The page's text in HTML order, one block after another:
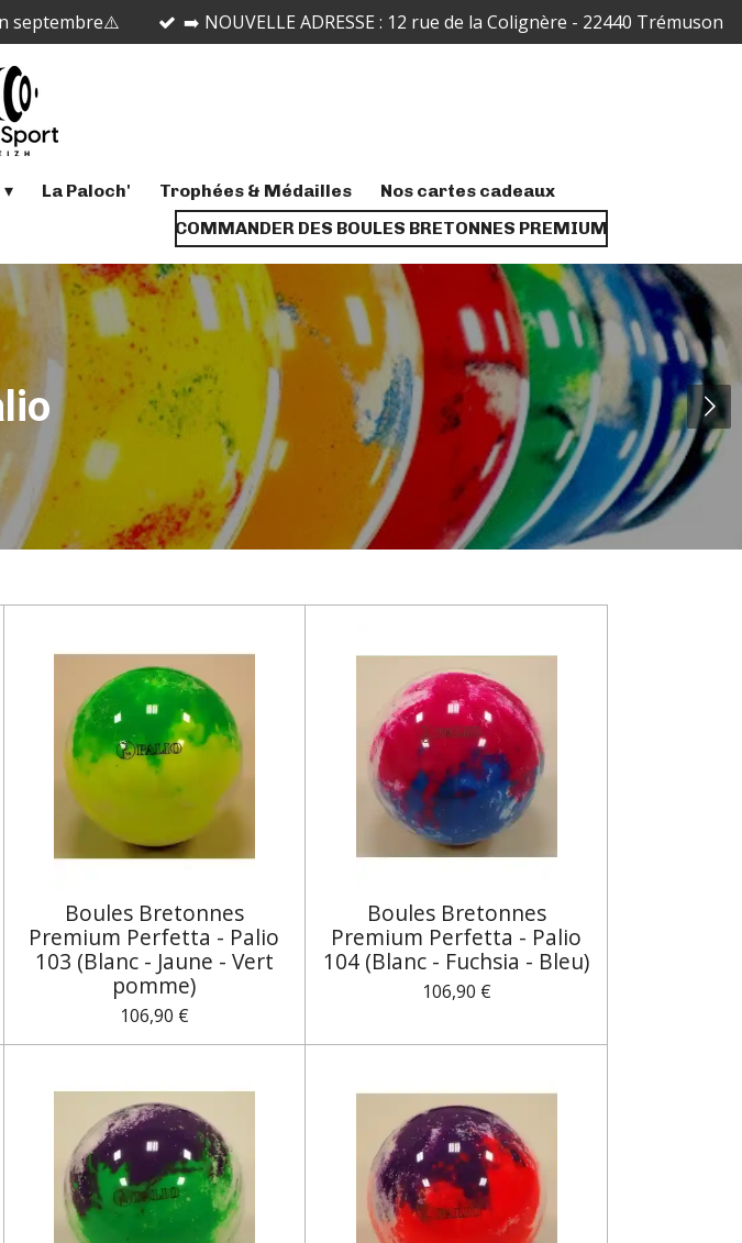
septembre⚠️ ➡️ NOUVELLE ADRESSE : 12 rue de la Colignère - 22440 Trémuson
La Paloch' Trophées & Médailles
Nos cartes cadeaux
COMMANDER DES BOULES BRETONNES PREMIUM
Boules Bretonnes
Premium Perfetta - Palio
103 (Blanc - Jaune - Vert
pomme)
106,90 €
Boules Bretonnes
Premium Perfetta - Palio
104 (Blanc - Fuchsia - Bleu)
106,90 €